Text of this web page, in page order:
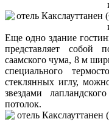
Еще одно здание
представляет собой
саамского чума, 8 м
специального
стеклянных иглу,
звездами
потолок.